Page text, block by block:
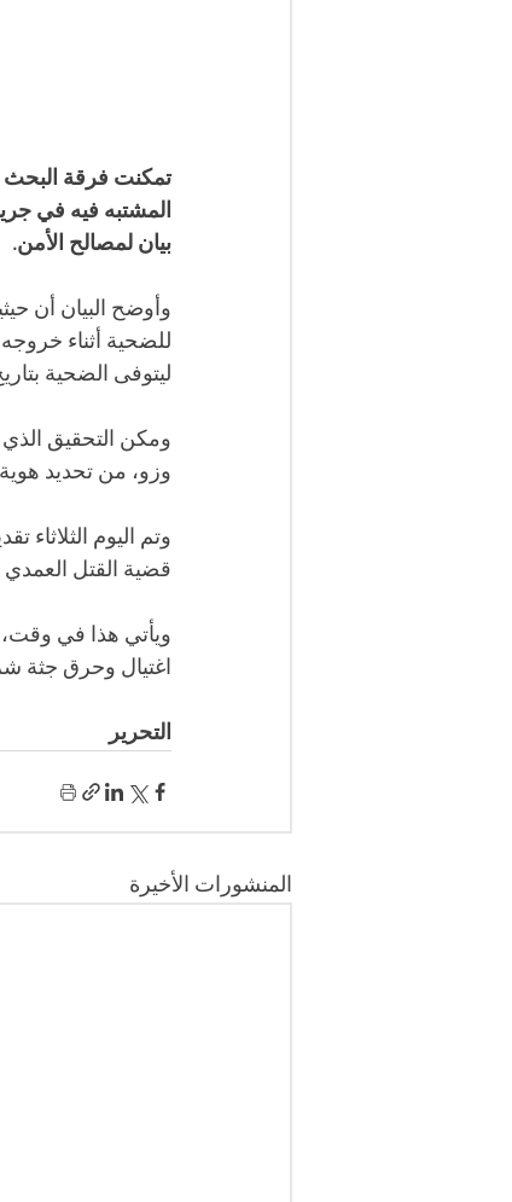
تمكنت فرقة البحث
المشتبه فيه في
بيان لمصالح الأمن.
للضحية أثناء
ليتوفى الضحية بتاريخ 31 من نفس الشهر، متأثرا بالجروح البليغة التي
ومكن التحقيق
وزو، من تحديد
قضية القتل
ويأتي هذا في وقت،
اغتيال وحرق جثة
التحرير
المنشورات الأخيرة